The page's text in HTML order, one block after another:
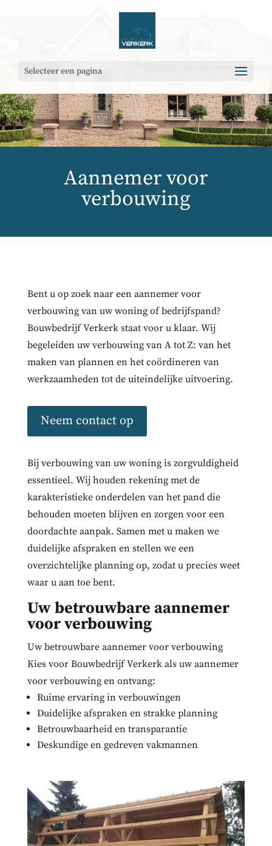
Selecteer een pagina
Aannemer voor
verbouwing
Bent u op zoek naar een aannemer voor
verbouwing van uw woning of bedrijfspand?
Bouwbedrijf Verkerk staat voor u klaar. Wij
begeleiden uw verbouwing van A tot Z: van het
maken van plannen en het coördineren van
werkzaamheden tot de uiteindelijke uitvoering.
Neem contact op
Bij verbouwing van uw woning is zorgvuldigheid
essentieel. Wij houden rekening met de
karakteristieke onderdelen van het pand die
behouden moeten blijven en zorgen voor een
doordachte aanpak. Samen met u maken we
duidelijke afspraken en stellen we een
overzichtelijke planning op, zodat u precies weet
waar u aan toe bent.
Uw betrouwbare aannemer
voor verbouwing
Uw betrouwbare aannemer voor verbouwing
Kies voor Bouwbedrijf Verkerk als uw aannemer
voor verbouwing en ontvang:
Ruime ervaring in verbouwingen
Duidelijke afspraken en strakke planning
Betrouwbaarheid en transparantie
Deskundige en gedreven vakmannen